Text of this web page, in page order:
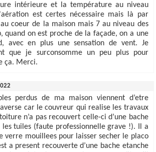
intérieure et la température au niveau
est certes nécessaire mais là par
coeur de la maison mais 7 au niveau des
quand on est proche de la façade, on a une
avec en plus une sensation de vent. Je
que je surconsomme un peu plus pour
ça. Merci.
perdus de ma maison viennent d’etre
car le couvreur qui realise les travaux
n’a pas recouvert celle-ci d’une bache
tuiles (faute professionnelle grave !). Il a
verre mouillees pour laisser secher le placo
a present recouverte d’une bache etanche